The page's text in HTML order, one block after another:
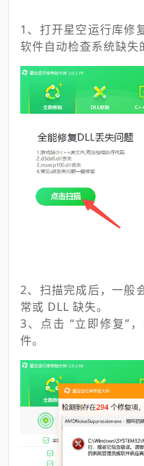
1、打开星空运行库修
软件自动检查系统缺失
2、扫描完成后，一般
常或 DLL 缺失。
3、点击 “立即修复”
件。